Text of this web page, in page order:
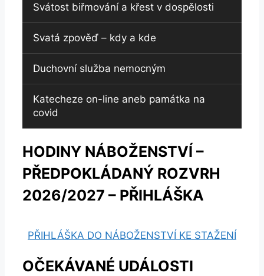
Svátost biřmování a křest v dospělosti
Svatá zpověď – kdy a kde
Duchovní služba nemocným
Katecheze on-line aneb památka na
covid
HODINY NÁBOŽENSTVÍ –
PŘEDPOKLÁDANÝ ROZVRH
2026/2027 – PŘIHLÁŠKA
PŘIHLÁŠKA DO NÁBOŽENSTVÍ KE STAŽENÍ
OČEKÁVANÉ UDÁLOSTI